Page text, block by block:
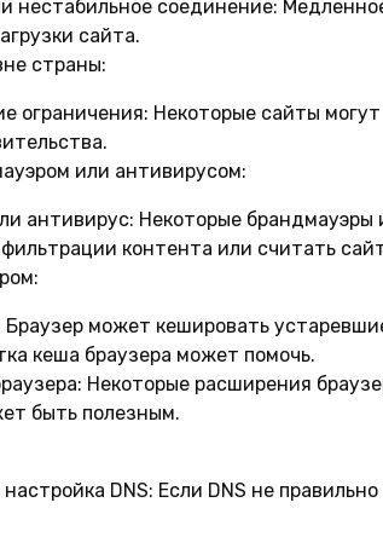
нестабильное соединение:
сайта.
страны:
ограничения: Некоторые сайты
или антивирусом:
антивирус: Некоторые брандмауэры
контента или считать
Браузер может кешировать
кеша браузера может помочь.
Некоторые расширения
быть полезным.
DNS: Если DNS не